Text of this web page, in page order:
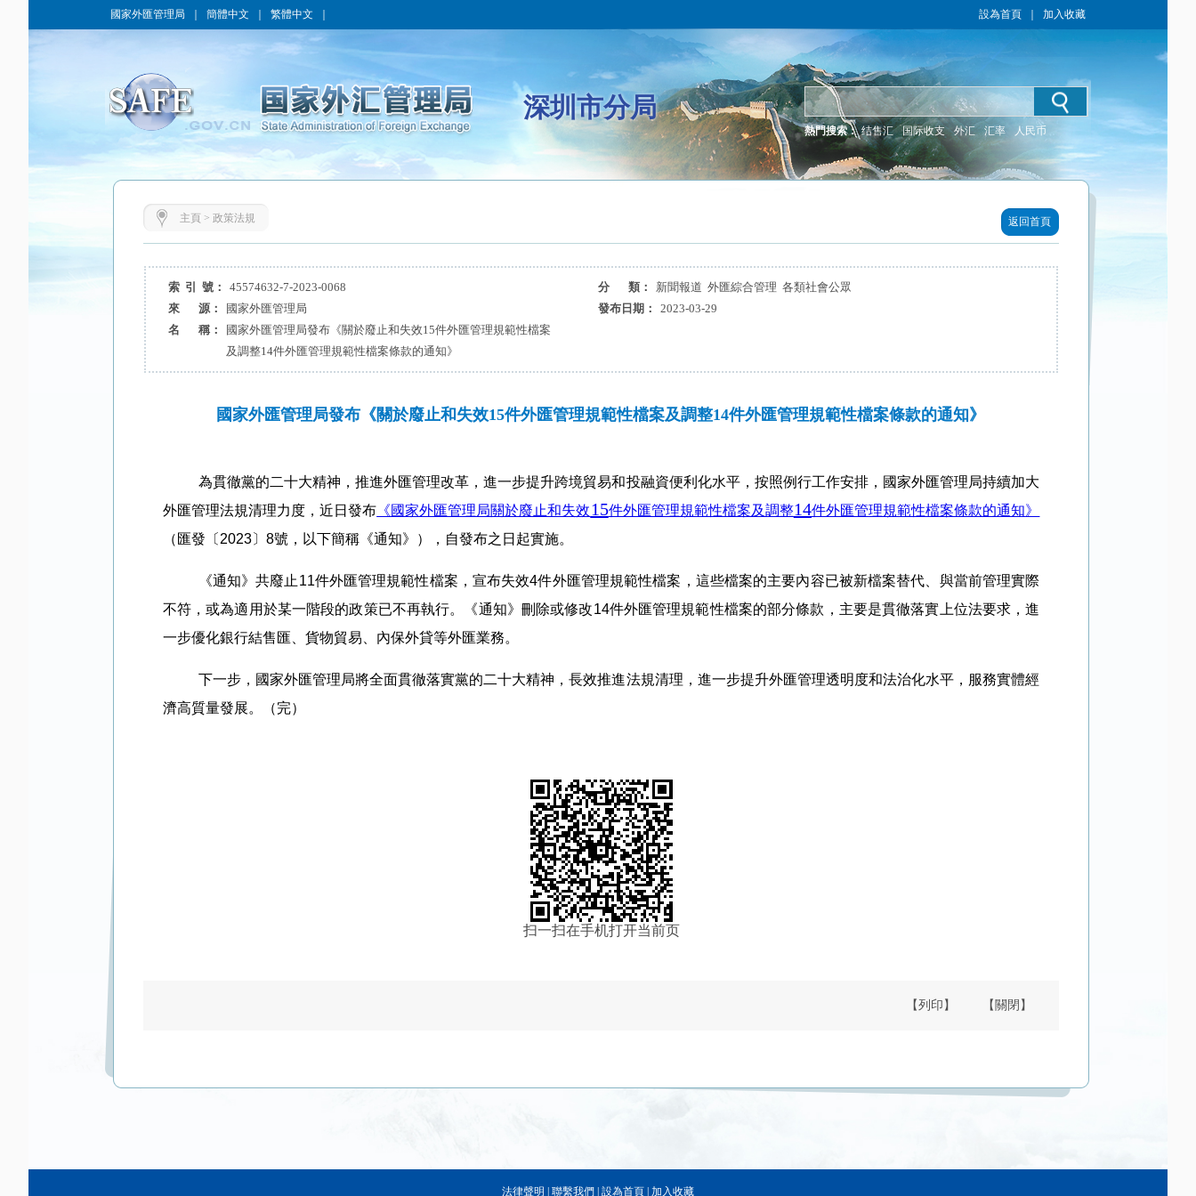
國家外匯管理局 簡體中文 繁體中文 設為首頁 加入收藏
深圳市分局
熱門搜索： 结售汇 国际收支 外汇 汇率 人民币
主頁 > 政策法規 返回首頁
索 引 號： 45574632-7-2023-0068 分 類：
新聞報道 外匯綜合管理 各類社會公眾
來 源：
國家外匯管理局 發布日期：
2023-03-29
名 稱：
國家外匯管理局發布《關於廢止和失效15件外匯管理規範性檔案
及調整14件外匯管理規範性檔案條款的通知》
國家外匯管理局發布《關於廢止和失效15件外匯管理規範性檔案及調整14件外匯管理規範性檔案條款的通知》
為貫徹黨的二十大精神，推進外匯管理改革，進一步提升跨境貿易和投融資便利化水平，按照例行工作安排，國家外匯管理局持續加大
外匯管理法規清理力度，近日發布 《國家外匯管理局關於廢止和失效15件外匯管理規範性檔案及調整14件外匯管理規範性檔案條款的通知》
（匯發〔2023〕 8號，以下簡稱《通知》），自發布之日起實施。
《通知》共廢止11件外匯管理規範性檔案，宣布失效4件外匯管理規範性檔案，這些檔案的主要內容已被新檔案替代、與當前管理實際
不符，或為適用於某一階段的政策已不再執行。《通知》刪除或修改14件外匯管理規範性檔案的部分條款，主要是貫徹落實上位法要求，進
一步優化銀行結售匯、貨物貿易、內保外貸等外匯業務。
下一步，國家外匯管理局將全面貫徹落實黨的二十大精神，長效推進法規清理，進一步提升外匯管理透明度和法治化水平，服務實體經
濟高質量發展。（完）
扫一扫在手机打开当前页
【列印】 【關閉】
法律聲明 聯繫我們 設為首頁 加入收藏